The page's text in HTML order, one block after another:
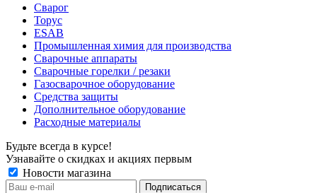
Сварог
Торус
ESAB
Промышленная химия для производства
Сварочные аппараты
Сварочные горелки / резаки
Газосварочное оборудование
Средства защиты
Дополнительное оборудование
Расходные материалы
Будьте всегда в курсе!
Узнавайте о скидках и акциях первым
Новости магазина